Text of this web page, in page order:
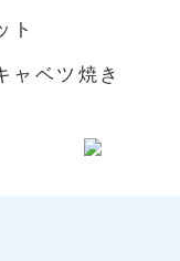
ト
ベツ焼き